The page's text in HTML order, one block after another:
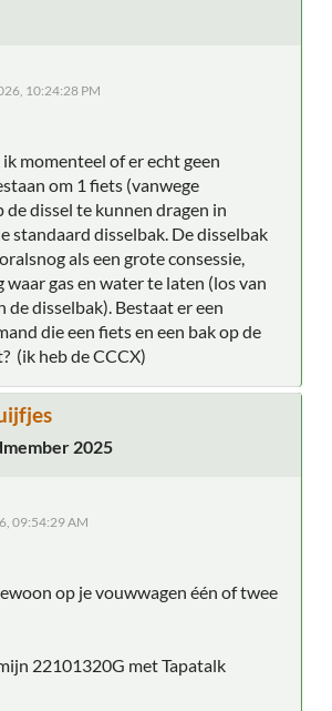
10:24:28 PM
momenteel of er echt geen
om 1 fiets (vanwege
dissel te kunnen dragen in
standaard disselbak. De disselbak
als een grote consessie,
waar gas en water te laten (los van
de disselbak). Bestaat er een
die een fiets en een bak op de
(ik heb de CCCX)
2025
09:54:29 AM
op je vouwwagen één of twee
22101320G met Tapatalk